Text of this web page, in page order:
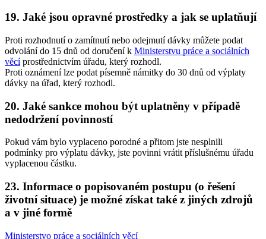
19. Jaké jsou opravné prostředky a jak se uplatňují
Proti rozhodnutí o zamítnutí nebo odejmutí dávky můžete podat
odvolání do 15 dnů od doručení k Ministerstvu práce a sociálních
věcíprostřednictvím úřadu, který rozhodl.
Proti oznámení lze podat písemně námitky do 30 dnů od výplaty
dávky na úřad, který rozhodl.
20. Jaké sankce mohou být uplatněny v případě
nedodržení povinností
Pokud vám bylo vyplaceno porodné a přitom jste nesplnili
podmínky pro výplatu dávky, jste povinni vrátit příslušnému úřadu
vyplacenou částku.
23. Informace o popisovaném postupu (o řešení
životní situace) je možné získat také z jiných zdrojů
a v jiné formě
Ministerstvo práce a sociálních věcí